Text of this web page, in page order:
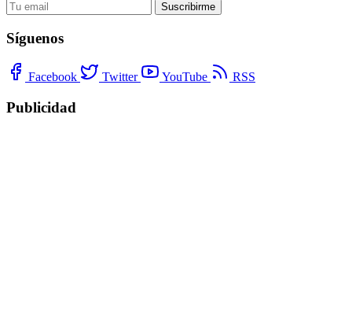
Suscribirme
Síguenos
Facebook Twitter YouTube RSS
Publicidad